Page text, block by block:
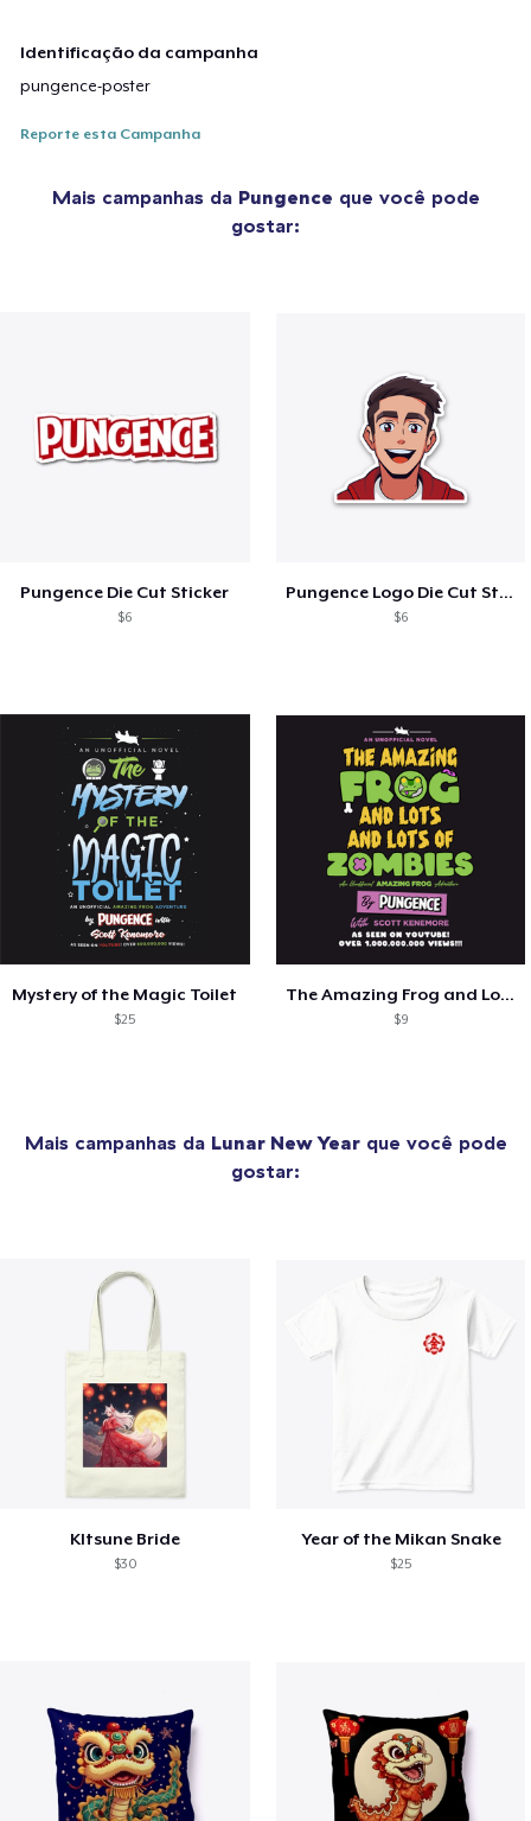
Identificação da campanha
pungence-poster
Reporte esta Campanha
Mais campanhas da Pungence que você pode
gostar:
Pungence Die Cut Sticker
$6
Pungence Logo Die Cut Sticker
$6
Mystery of the Magic Toilet
$25
The Amazing Frog and Lots of Zombies
$9
Mais campanhas da Lunar New Yearque você pode
gostar:
KItsune Bride
$30
Year of the Mikan Snake
$25